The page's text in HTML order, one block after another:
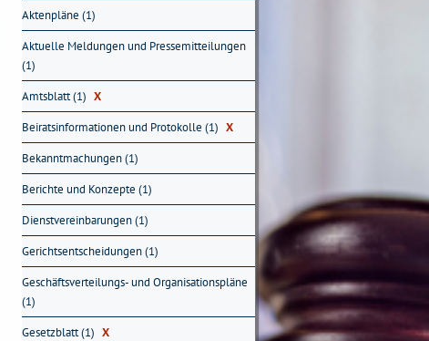
Aktenpläne (1)
Aktuelle Meldungen und Pressemitteilungen
(1)
Amtsblatt (1) X
Beiratsinformationen und Protokolle (1) X
Bekanntmachungen (1)
Berichte und Konzepte (1)
Dienstvereinbarungen (1)
Gerichtsentscheidungen (1)
Geschäftsverteilungs- und Organisationspläne
(1)
Gesetzblatt (1) X